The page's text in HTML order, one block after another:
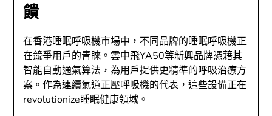
饋
在香港睡眠呼吸機市場中，不同品牌的睡眠呼吸機正
在競爭用戶的青睞。雲中飛YA50等新興品牌憑藉其
智能自動通氣算法，為用戶提供更精準的呼吸治療方
案。作為連續氣道正壓呼吸機的代表，這些設備正在
revolutionize睡眠健康領域。